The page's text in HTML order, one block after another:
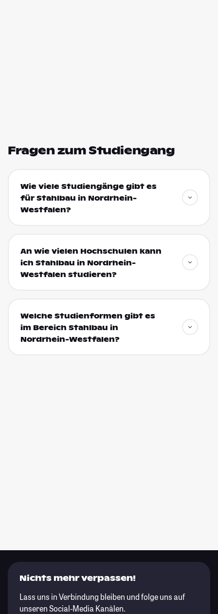
Fragen zum Studiengang
Wie viele Studiengänge gibt es
für Stahlbau in Nordrhein-
Westfalen?
An wie vielen Hochschulen kann
ich Stahlbau in Nordrhein-
Westfalen studieren?
Welche Studienformen gibt es
im Bereich Stahlbau in
Nordrhein-Westfalen?
Nichts mehr verpassen!
Lass uns in Verbindung bleiben und folge uns auf
unseren Social-Media Kanälen.